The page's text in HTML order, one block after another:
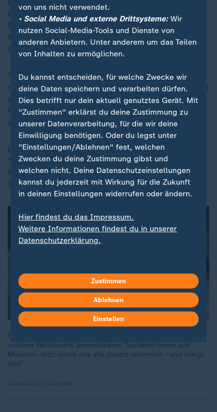
bislang: Der Preis. Weil Uber keine eigenen Fahrer und
Fahrzeuge hat, sondern nur die Plattform bereitstellt,
sind sie nicht an Tarife gebunden und fahren auch
nicht nach Uhr.
"Wir arbeiten mit einem flexiblen Festpreis, das heißt,
man sieht schon vor der Buchung, was die Fahrt kosten
würde", erklärt Unternehmenssprecherin Schröder. Der
Preis für eine Uber-Fahrt steigt und sinkt mit Angebot
und Nachfrage.
Uber-Fahrten sind deswegen häufig günstiger.
"Natürlich haben sich die Fahrer geärgert, wenn ein
fremdes Fahrzeug die Kunden abgegriffen hat", sagt
Taxi-Fahrerin Vassiliou.
Uber & Co. fahren mit Ausnahmegenehmigung – gegen diesen
unfairen Wettbewerb demonstrieren Taxifahrer*innen seit
Monaten. Jetzt wurde das alte Gesetz reformiert – was bringt
das?
von uns nicht verwendet.
• Social Media und externe Drittsysteme:Wir
nutzen Social-Media-Tools und Dienste von
anderen Anbietern. Unter anderem um das Teilen
von Inhalten zu ermöglichen.
Du kannst entscheiden, für welche Zwecke wir
deine Daten speichern und verarbeiten dürfen.
Dies betrifft nur dein aktuell genutztes Gerät. Mit
"Zustimmen" erklärst du deine Zustimmung zu
unserer Datenverarbeitung, für die wir deine
Einwilligung benötigen. Oder du legst unter
"Einstellungen/Ablehnen" fest, welchen
Zwecken du deine Zustimmung gibst und
welchen nicht. Deine Datenschutzeinstellungen
kannst du jederzeit mit Wirkung für die Zukunft
in deinen Einstellungen widerrufen oder ändern.
Hier findest du das Impressum.
Weitere Informationen findest du in unserer
Datenschutzerklärung.
Zustimmen
Ablehnen
Einstellen